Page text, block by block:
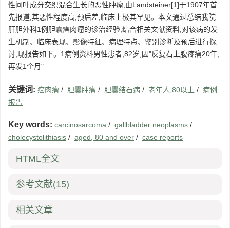
性间叶成分交织混合生长的恶性肿瘤,由Landsteiner[1]于1907年首
先报道,其恶性程度高,预后差,临床上极其罕见。本文通过总结我院
肝胆外科1例胆囊癌肉瘤的诊治经验,结合相关文献资料,对该病的发
生机制、临床表现、影像特征、病理特点、鉴别诊断及预后进行探
讨,现报告如下。1病例资料男性患者,82岁,因"反复右上腹疼痛20年,
再发1个月"
关键词: 癌肉瘤 / 胆囊肿瘤 / 胆囊结石病 / 老年人,80以上 / 病例
报告
Key words: carcinosarcoma / gallbladder neoplasms /
cholecystolithiasis / aged, 80 and over / case reports
HTML全文
参考文献(15)
相关文章